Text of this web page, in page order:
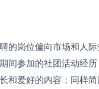
的岗位偏向市场和人
间参加的社团活动经
和爱好的内容；同样